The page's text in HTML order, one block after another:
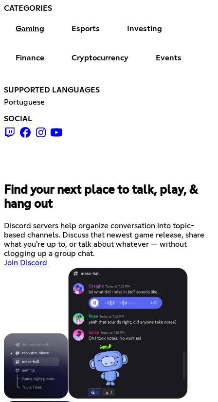
CATEGORIES
Gaming Esports Investing
Finance Cryptocurrency Events
SUPPORTED LANGUAGES
Portuguese
SOCIAL
Find your next place to talk, play, &
hang out
Discord servers help organize conversation into topic-
based channels. Discuss that newest game release, share
what you're up to, or talk about whatever — without
clogging up a group chat.
Join Discord